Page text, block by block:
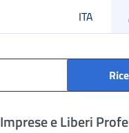
ITA
Imprese e Liberi